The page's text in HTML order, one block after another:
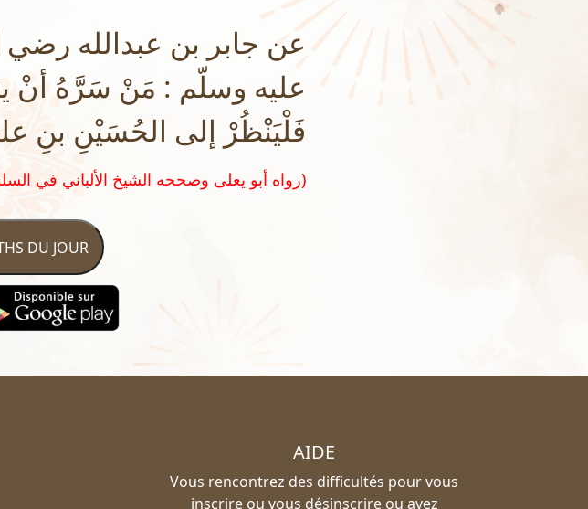
عن جابر بن عبدالله رضي
عليه وسلّم : مَنْ سَرَّهُ أنْ
فَلْيَنْظُرْ إلى الحُسَيْنِ بنِ
(رواه أبو يعلى وصححه الشيخ الألباني في السلسلة الصحيحة رقم ٤٠٠٣)
DU JOUR
AIDE
Vous rencontrez des difficultés pour vous
inscrire ou vous désinscrire ou avez